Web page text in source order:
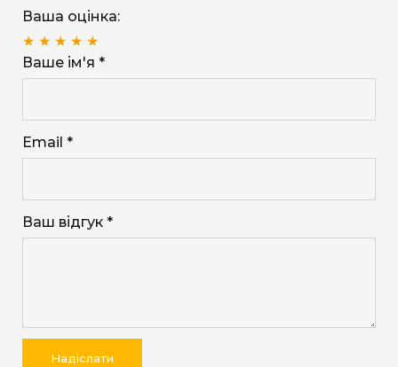
Ваша оцінка:
★ ★ ★ ★ ★
Ваше ім'я *
Email *
Ваш відгук *
Надіслати